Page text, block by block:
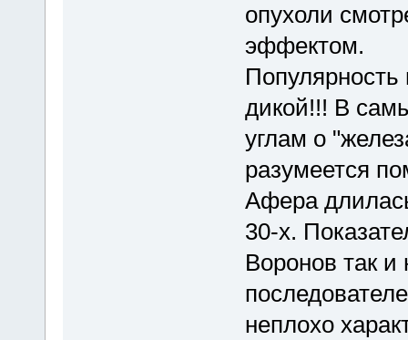
опухоли
эффектом.
дикой!!! В
углам о
разумеется
Афера
30-х.
Воронов так
неплохо